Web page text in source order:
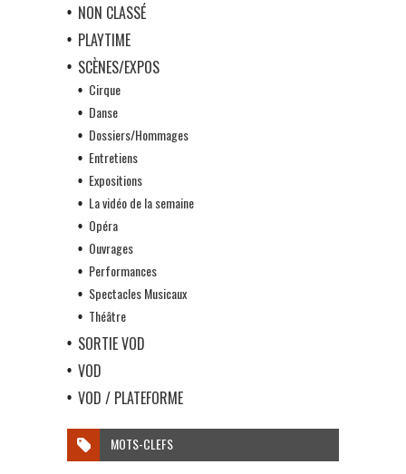
NON CLASSÉ
PLAYTIME
SCÈNES/EXPOS
Cirque
Danse
Dossiers/Hommages
Entretiens
Expositions
La vidéo de la semaine
Opéra
Ouvrages
Performances
Spectacles Musicaux
Théâtre
SORTIE VOD
VOD
VOD / PLATEFORME
MOTS-CLEFS